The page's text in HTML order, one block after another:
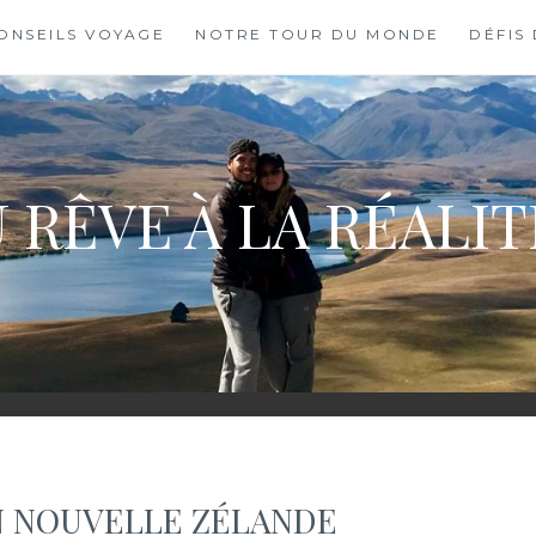
VOYAGE NOTRE TOUR DU MONDE DÉFIS
RÊVE À LA
NOUVELLE ZÉLANDE